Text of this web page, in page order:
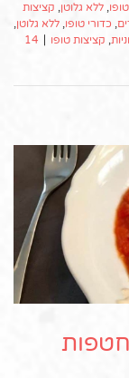
טופו, ללא גלוטן, קציצות
, כדורי טופו, ללא גלוטן,
, קציצות טופו
14